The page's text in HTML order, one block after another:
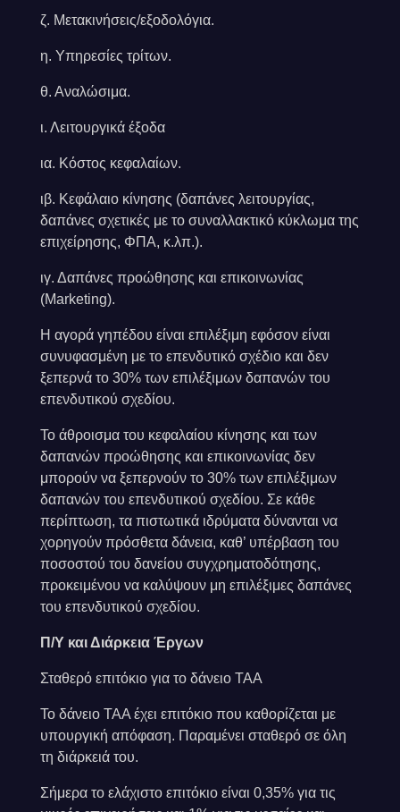
ζ. Μετακινήσεις/εξοδολόγια.
η. Υπηρεσίες τρίτων.
θ. Αναλώσιμα.
ι. Λειτουργικά έξοδα
ια. Κόστος κεφαλαίων.
ιβ. Κεφάλαιο κίνησης (δαπάνες λειτουργίας,
δαπάνες σχετικές με το συναλλακτικό κύκλωμα της
επιχείρησης, ΦΠΑ, κ.λπ.).
ιγ. Δαπάνες προώθησης και επικοινωνίας
(Marketing).
Η αγορά γηπέδου είναι επιλέξιμη εφόσον είναι
συνυφασμένη με το επενδυτικό σχέδιο και δεν
ξεπερνά το 30% των επιλέξιμων δαπανών του
επενδυτικού σχεδίου.
Το άθροισμα του κεφαλαίου κίνησης και των
δαπανών προώθησης και επικοινωνίας δεν
μπορούν να ξεπερνούν το 30% των επιλέξιμων
δαπανών του επενδυτικού σχεδίου. Σε κάθε
περίπτωση, τα πιστωτικά ιδρύματα δύνανται να
χορηγούν πρόσθετα δάνεια, καθ’ υπέρβαση του
ποσοστού του δανείου συγχρηματοδότησης,
προκειμένου να καλύψουν μη επιλέξιμες δαπάνες
του επενδυτικού σχεδίου.
Π/Υ και Διάρκεια Έργων
Σταθερό επιτόκιο για το δάνειο ΤΑΑ
Το δάνειο ΤΑΑ έχει επιτόκιο που καθορίζεται με
υπουργική απόφαση. Παραμένει σταθερό σε όλη
τη διάρκειά του.
Σήμερα το ελάχιστο επιτόκιο είναι 0,35% για τις